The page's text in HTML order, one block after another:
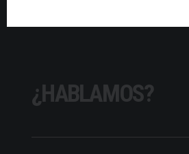
¿HABLAMOS?